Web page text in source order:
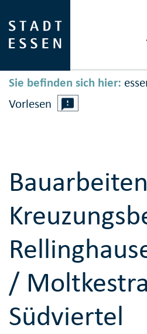
Sie befinden sich hier:
Vorlesen
/
Südviertel